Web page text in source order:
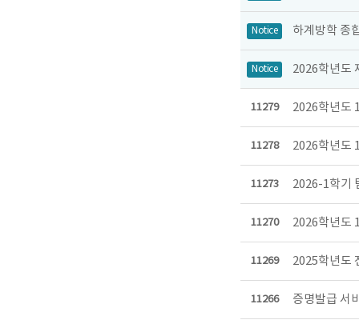
Notice 하계방학 종
Notice 2026학년도
11279 2026학년도
11278 2026학년도
11273 2026-1학기
11270 2026학년도
11269 2025학년도
11266 증명발급 서